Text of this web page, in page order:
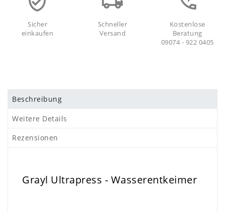
Sicher
einkaufen
Schneller
Versand
Kostenlose
Beratung
09074 - 922 0405
Beschreibung
Weitere Details
Rezensionen
Grayl Ultrapress - Wasserentkeimer